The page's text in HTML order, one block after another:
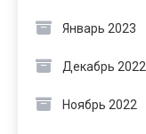
Январь 2023
Декабрь 2022
Ноябрь 2022